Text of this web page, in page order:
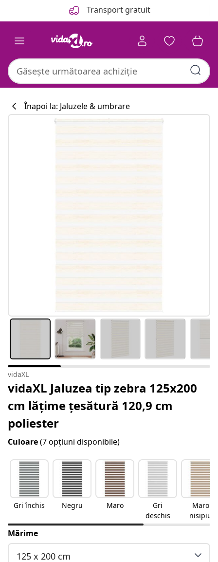
Transport gratuit
Înapoi la: Jaluzele & umbrare
vidaXL
vidaXL Jaluzea tip zebra 125x200
cm lățime țesătură 120,9 cm
poliester
Culoare(7 opțiuni disponibile)
Gri închis Negru Maro
Gri
deschis
Maro
nisipiu
Mărime
125 x 200 cm